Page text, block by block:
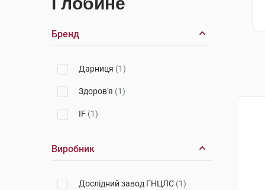
Бренд
Дарниця (1)
Здоров'я (1)
IF (1)
Виробник
Дослідний завод ГНЦЛС (1)